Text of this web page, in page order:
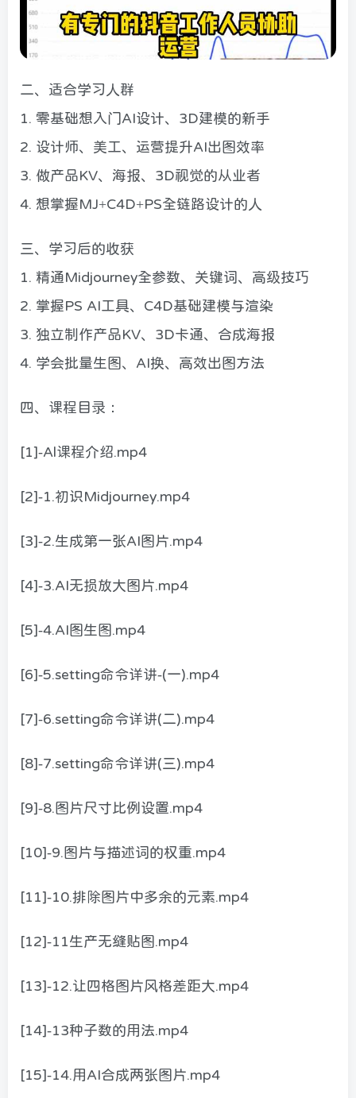
二、适合学习人群
1. 零基础想入门AI设计、3D建模的新手
2. 设计师、美工、运营提升AI出图效率
3. 做产品KV、海报、3D视觉的从业者
4. 想掌握MJ+C4D+PS全链路设计的人
三、学习后的收获
1. 精通Midjourney全参数、关键词、高级技巧
2. 掌握PS AI工具、C4D基础建模与渲染
3. 独立制作产品KV、3D卡通、合成海报
4. 学会批量生图、AI换、高效出图方法
四、课程目录：
[1]-Al课程介绍.mp4
[2]-1.初识Midjourney.mp4
[3]-2.生成第一张AI图片.mp4
[4]-3.AI无损放大图片.mp4
[5]-4.AI图生图.mp4
[6]-5.setting命令详讲-(一).mp4
[7]-6.setting命令详讲(二).mp4
[8]-7.setting命令详讲(三).mp4
[9]-8.图片尺寸比例设置.mp4
[10]-9.图片与描述词的权重.mp4
[11]-10.排除图片中多余的元素.mp4
[12]-11生产无缝贴图.mp4
[13]-12.让四格图片风格差距大.mp4
[14]-13种子数的用法.mp4
[15]-14.用AI合成两张图片.mp4